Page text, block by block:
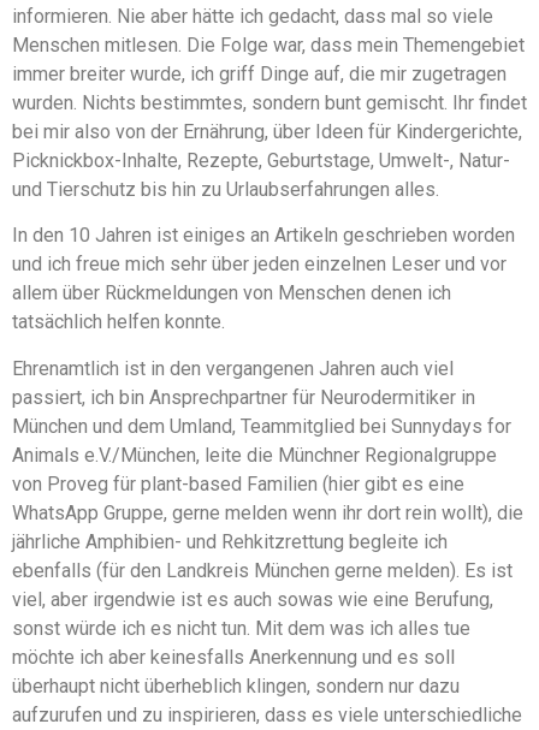
informieren. Nie aber hätte ich gedacht, dass mal so viele
Menschen mitlesen. Die Folge war, dass mein Themengebiet
immer breiter wurde, ich griff Dinge auf, die mir zugetragen
wurden. Nichts bestimmtes, sondern bunt gemischt. Ihr findet
bei mir also von der Ernährung, über Ideen für Kindergerichte,
Picknickbox-Inhalte, Rezepte, Geburtstage, Umwelt-, Natur-
und Tierschutz bis hin zu Urlaubserfahrungen alles.
In den 10 Jahren ist einiges an Artikeln geschrieben worden
und ich freue mich sehr über jeden einzelnen Leser und vor
allem über Rückmeldungen von Menschen denen ich
tatsächlich helfen konnte.
Ehrenamtlich ist in den vergangenen Jahren auch viel
passiert, ich bin Ansprechpartner für Neurodermitiker in
München und dem Umland, Teammitglied bei Sunnydays for
Animals e.V./München, leite die Münchner Regionalgruppe
von Proveg für plant-based Familien (hier gibt es eine
WhatsApp Gruppe, gerne melden wenn ihr dort rein wollt), die
jährliche Amphibien- und Rehkitzrettung begleite ich
ebenfalls (für den Landkreis München gerne melden). Es ist
viel, aber irgendwie ist es auch sowas wie eine Berufung,
sonst würde ich es nicht tun. Mit dem was ich alles tue
möchte ich aber keinesfalls Anerkennung und es soll
überhaupt nicht überheblich klingen, sondern nur dazu
aufzurufen und zu inspirieren, dass es viele unterschiedliche